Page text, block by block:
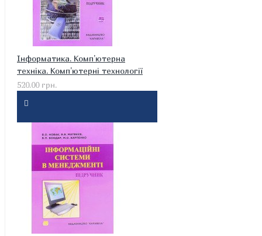
Інформатика. Комп’ютерна
техніка. Комп’ютерні технології
520.00 грн.